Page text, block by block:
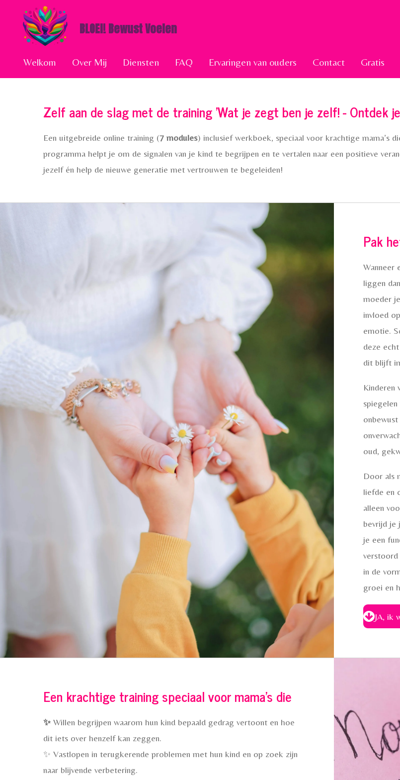
direct
hoofdinhoud
BLOEI! Bewust Voelen
Welkom Over Mij Diensten FAQ Ervaringen van ouders Contact Gratis
Zelf aan de slag met de training 'Wat je zegt ben je zelf! - Ontdek
Een uitgebreide online training (7 modules) inclusief werkboek, speciaal voor krachtige mama’s
programma helpt je om de signalen van je kind te begrijpen en te vertalen naar een positieve
jezelf én help de nieuwe generatie met vertrouwen te begeleiden!
Pak
Wanneer
liggen
moeder
invloed
emotie.
deze
dit blijft
Kinderen
oud,
Door als
liefde en
alleen
bevrijd je
je een
verstoord
in de
groei en
JA, ik
Een krachtige training speciaal voor mama's die
✨Willen begrijpen waarom hun kind bepaald gedrag vertoont en hoe
dit iets over henzelf kan zeggen.
✨ Vastlopen in terugkerende problemen met hun kind en op zoek zijn
naar blijvende verbetering.